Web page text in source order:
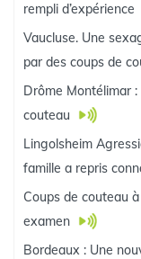
rempli d’expérience
Vaucluse. Une
par des coups de
Drôme Montélimar
couteau
Lingolsheim
famille a repris
Coups de couteau
examen
Bordeaux : Une